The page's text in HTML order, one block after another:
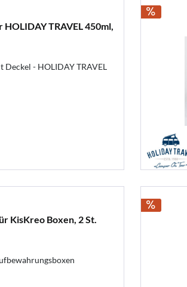
TRAVEL 450ml,
Deckel - HOLIDAY TRAVEL
KisKreo Boxen, 2 St.